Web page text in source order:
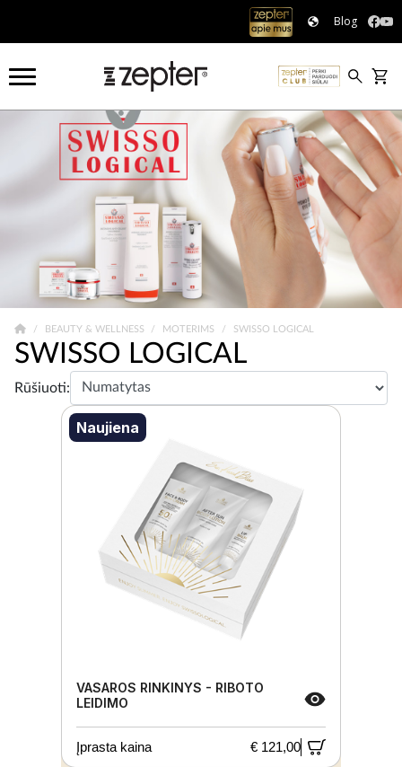
Blog
BEAUTY & WELLNESS MOTERIMS SWISSO LOGICAL
SWISSO LOGICAL
Rūšiuoti:
Naujiena
VASAROS RINKINYS - RIBOTO
LEIDIMO
Įprasta kaina € 121,00